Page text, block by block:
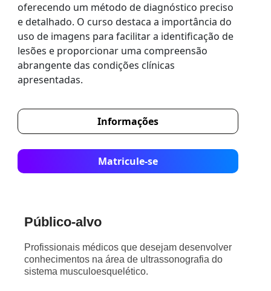
oferecendo um método de diagnóstico preciso
e detalhado. O curso destaca a importância do
uso de imagens para facilitar a identificação de
lesões e proporcionar uma compreensão
abrangente das condições clínicas
apresentadas.
Informações
Matricule-se
Público-alvo
Profissionais médicos que desejam desenvolver
conhecimentos na área de ultrassonografia do
sistema musculoesquelético.